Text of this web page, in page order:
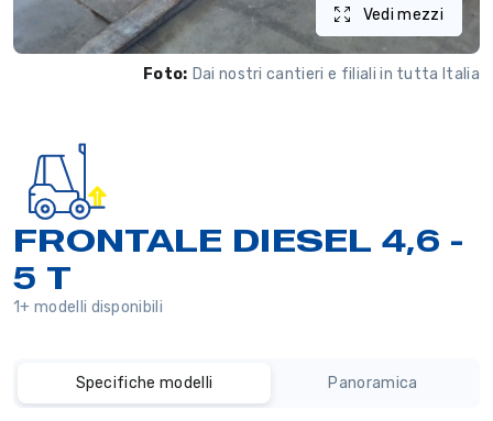
Vedi mezzi
Foto: Dai nostri cantieri e filiali in tutta Italia
FRONTALE DIESEL 4,6 -
5 T
1+ modelli disponibili
Specifiche modelli Panoramica